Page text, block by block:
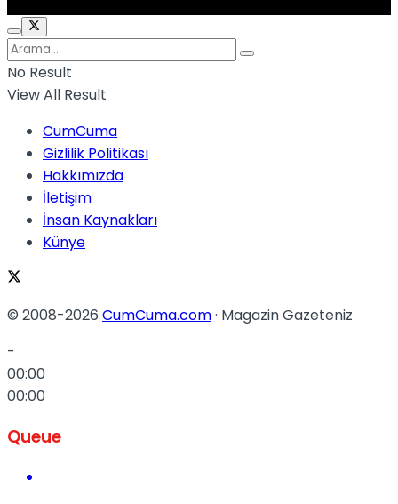
No Result
View All Result
CumCuma
Gizlilik Politikası
Hakkımızda
İletişim
İnsan Kaynakları
Künye
© 2008-2026 CumCuma.com· Magazin Gazeteniz
-
00:00
00:00
Queue